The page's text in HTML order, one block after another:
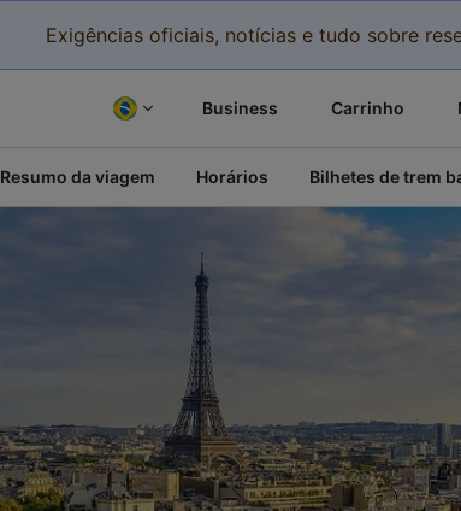
Exigências oficiais, notícias e tudo sobre
Business Carrinho
Resumo da viagem Horários Bilhetes de trem